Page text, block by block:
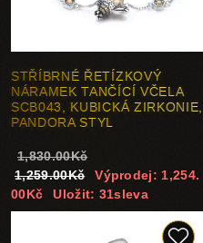
STŘÍBRNÉ ŘETÍZKOVÝ
NÁRAMEK TANČÍCÍ VČELA
SCB043, KUBICKÁ ZIRKONIE,
PANDORA STYL
1,830.00Kč
1,259.00Kč
Výprodej: 1,254.
00Kč
Uložit: 31sleva